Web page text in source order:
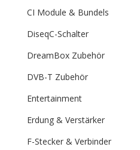
CI Module & Bundels
DiseqC-Schalter
DreamBox Zubehör
DVB-T Zubehör
Entertainment
Erdung & Verstärker
F-Stecker & Verbinder